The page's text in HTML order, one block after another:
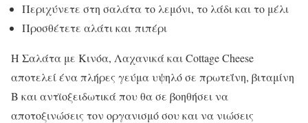
Περιχύνετε στη σαλάτα το λεμόνι, το λάδι και το μέλι
Προσθέτετε αλάτι και πιπέρι
Η Σαλάτα με Κινόα, Λαχανικά και Cottage Cheese
αποτελεί ένα πλήρες γεύμα υψηλό σε πρωτεΐνη, βιταμίνη
B και αντϊοξειδωτικά που θα σε βοηθήσει να
αποτοξινώσεις τον οργανισμό σου και να νιώσεις